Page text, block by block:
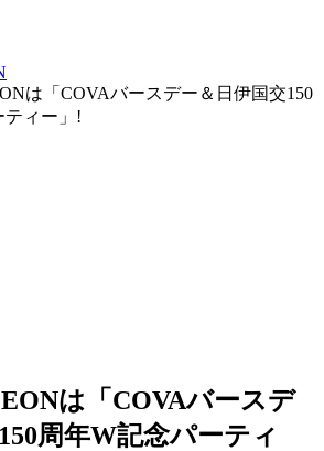
は「COVAバースデー＆日伊国交150
ティー」!
は「COVAバースデ
周年W記念パーティ